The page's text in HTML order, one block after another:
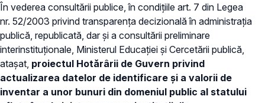
În vederea consultării publice, în condiţiile art. 7 din Legea
nr. 52/2003 privind transparenţa decizională în administraţia
publică, republicată, dar și a consultării preliminare
interinstituționale, Ministerul Educaţiei și Cercetării publică,
atașat, proiectul Hotărârii de Guvern privind
actualizarea datelor de identificare şi a valorii de
inventar a unor bunuri din domeniul public al statului